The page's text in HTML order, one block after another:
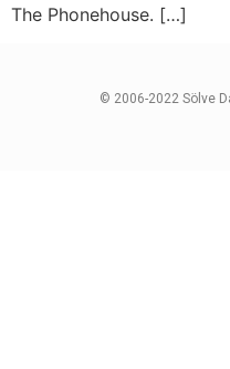
The Phonehouse. […]
© 2006-2022 Sölve